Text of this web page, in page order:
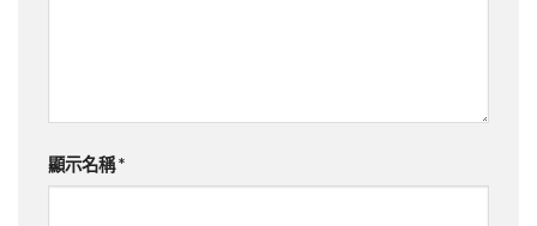
顯示名稱*